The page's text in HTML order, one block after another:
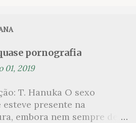
pornografia
2019
T. Hanuka O sexo
esteve presente na
embora nem sempre de